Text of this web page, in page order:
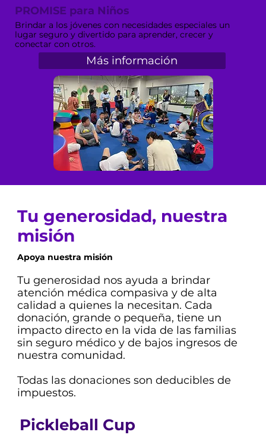
PROMISE para Niños
Brindar a los jóvenes con necesidades especiales un
lugar seguro y divertido para aprender, crecer y
conectar con otros.
Más información
Tu generosidad, nuestra
misión
Apoya nuestra misión
Tu generosidad nos ayuda a brindar
atención médica compasiva y de alta
calidad a quienes la necesitan. Cada
donación, grande o pequeña, tiene un
impacto directo en la vida de las familias
sin seguro médico y de bajos ingresos de
nuestra comunidad.
Todas las donaciones son deducibles de
impuestos.
Pickleball Cup